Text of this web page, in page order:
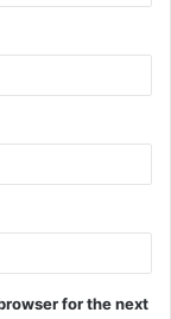
for the next